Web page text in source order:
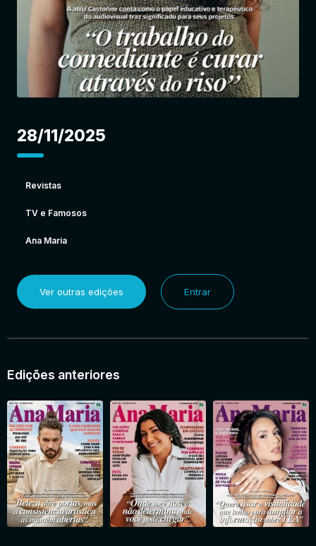
28/11/2025
Revistas
TV e Famosos
Ana Maria
Ver outras edições Entrar
Edições anteriores